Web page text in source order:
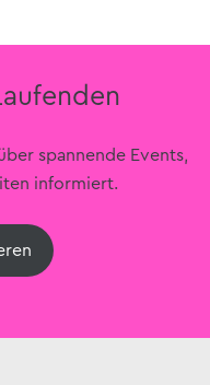
spannende Events,
informiert.